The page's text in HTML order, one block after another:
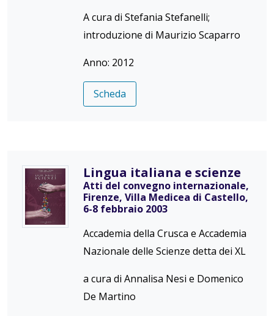
A cura di Stefania Stefanelli;
introduzione di Maurizio Scaparro
Anno: 2012
Scheda
Lingua italiana e scienze
Atti del convegno internazionale,
Firenze, Villa Medicea di Castello,
6-8 febbraio 2003
Accademia della Crusca e Accademia
Nazionale delle Scienze detta dei XL
a cura di Annalisa Nesi e Domenico
De Martino